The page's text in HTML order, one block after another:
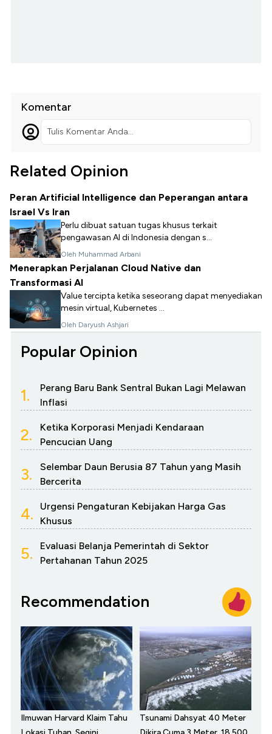
Komentar
Tulis Komentar Anda...
Related Opinion
Peran Artificial Intelligence dan Peperangan antara
Israel Vs Iran
Perlu dibuat satuan tugas khusus terkait
pengawasan AI di Indonesia dengan s...
Oleh Muhammad Arbani
Menerapkan Perjalanan Cloud Native dan
Transformasi AI
Value tercipta ketika seseorang dapat menyediakan
mesin virtual, Kubernetes ...
Oleh Daryush Ashjari
Popular Opinion
1.
Perang Baru Bank Sentral Bukan Lagi Melawan
Inflasi
2.
Ketika Korporasi Menjadi Kendaraan
Pencucian Uang
3.
Selembar Daun Berusia 87 Tahun yang Masih
Bercerita
4.
Urgensi Pengaturan Kebijakan Harga Gas
Khusus
5.
Evaluasi Belanja Pemerintah di Sektor
Pertahanan Tahun 2025
Recommendation
Ilmuwan Harvard Klaim Tahu
Tsunami Dahsyat 40 Meter